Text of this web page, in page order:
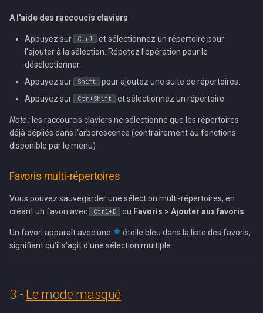
A l'aide des raccoucis claviers
Appuyez sur Ctrl
et sélectionnez un répertoire pour
l'ajouter à la sélection. Répetez l'opération pour le
déselectionner.
Appuyez sur
Shift
pour ajoutez une suite de répertoires.
Appuyez sur
Ctr+Shift et sélectionnez un répertoire.
Note : les raccourcis claviers ne sélectionne que les répertoires
déjà dépliés dans l'arborescence (contrairement au fonctions
disponible par le menu)
Favoris multi-répertoires
Vous pouvez sauvegarder une sélection multi-répertoires, en
créant un favori avec
Ctrl+D ou Favoris > Ajouter aux favoris
Un favori apparaît avec une
étoile bleu dans la liste des favoris,
signifiant qu'il s'agit d'une sélection multiple.
3 - Le mode masqué